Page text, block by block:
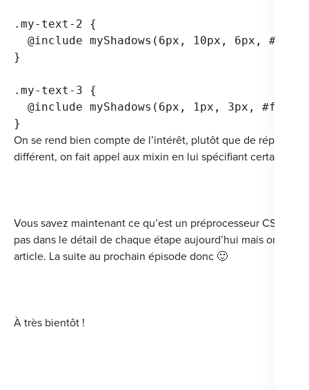
.my-text-2 {
@include myShadows(6px, 10px, 6px,
}
.my-text-3 {
@include myShadows(6px, 1px, 3px,
}
On se rend bien compte de l’intérêt, plutôt que de répéter
différent, on fait appel aux mixin en lui spécifiant certains
Vous savez maintenant ce qu’est un préprocesseur CSS, et
pas dans le détail de chaque étape aujourd’hui mais on ne
article. La suite au prochain épisode donc 🙂
À très bientôt !